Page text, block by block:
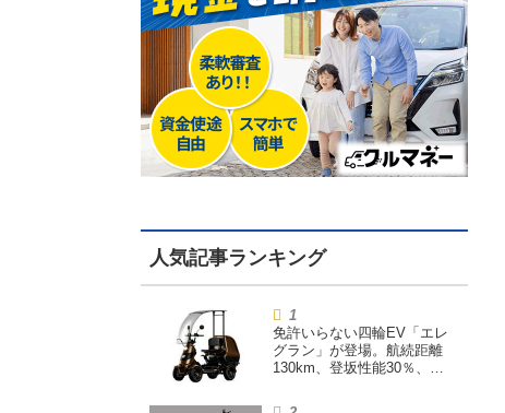
免許いらない四輪EV「エレ
グラン」が登場。航続距離
130km、登坂性能30％、